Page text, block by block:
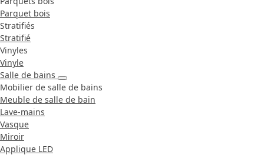
Parquet bois
Stratifiés
Stratifié
Vinyles
Vinyle
Salle de bains
Mobilier de salle de bains
Meuble de salle de bain
Lave-mains
Vasque
Miroir
Applique LED